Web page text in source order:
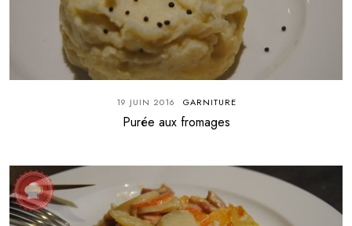
19 JUIN 2016 GARNITURE
Purée aux fromages